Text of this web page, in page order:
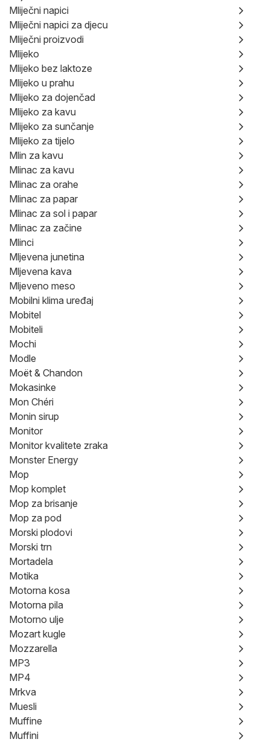
Mliječni napici
Mliječni napici za djecu
Mliječni proizvodi
Mlijeko
Mlijeko bez laktoze
Mlijeko u prahu
Mlijeko za dojenčad
Mlijeko za kavu
Mlijeko za sunčanje
Mlijeko za tijelo
Mlin za kavu
Mlinac za kavu
Mlinac za orahe
Mlinac za papar
Mlinac za sol i papar
Mlinac za začine
Mlinci
Mljevena junetina
Mljevena kava
Mljeveno meso
Mobilni klima uređaj
Mobitel
Mobiteli
Mochi
Modle
Moët & Chandon
Mokasinke
Mon Chéri
Monin sirup
Monitor
Monitor kvalitete zraka
Monster Energy
Mop
Mop komplet
Mop za brisanje
Mop za pod
Morski plodovi
Morski trn
Mortadela
Motika
Motorna kosa
Motorna pila
Motorno ulje
Mozart kugle
Mozzarella
MP3
MP4
Mrkva
Muesli
Muffine
Muffini